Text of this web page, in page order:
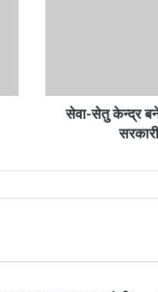
सेवा-सेतु केन्द्र